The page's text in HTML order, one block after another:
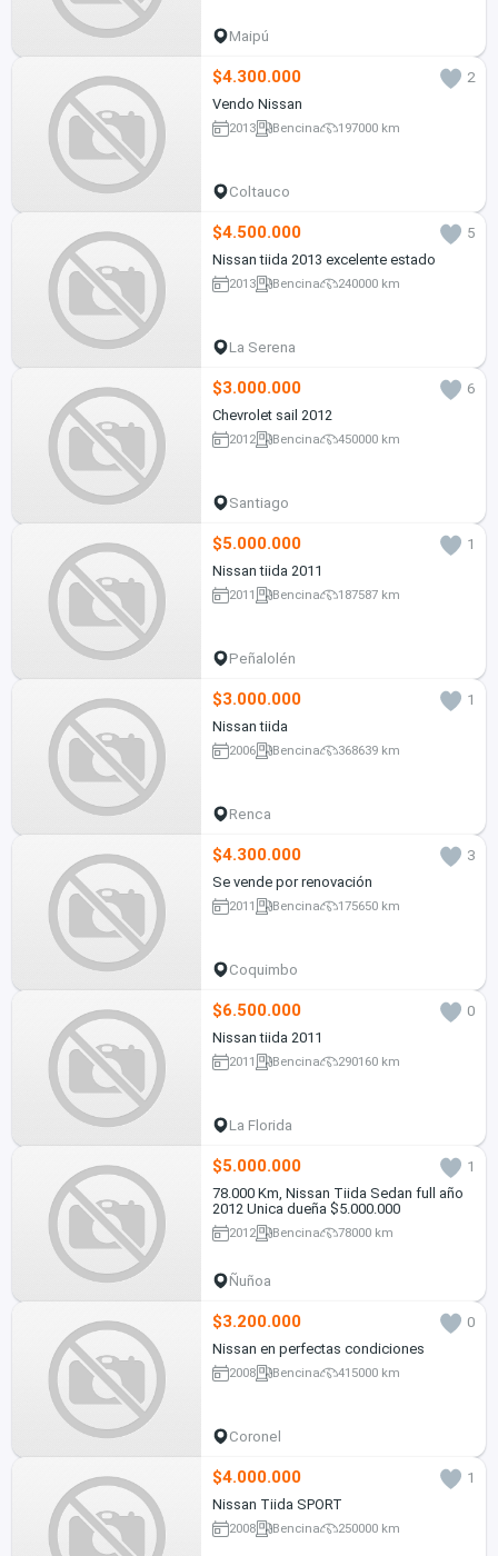
Maipú
$4.300.000
2
Vendo Nissan
2013 Bencina 197000 km
Coltauco
$4.500.000
5
Nissan tiida 2013 excelente estado
2013 Bencina 240000 km
La Serena
$3.000.000
6
Chevrolet sail 2012
2012 Bencina 450000 km
Santiago
$5.000.000
1
Nissan tiida 2011
2011 Bencina 187587 km
Peñalolén
$3.000.000
1
Nissan tiida
2006 Bencina 368639 km
Renca
$4.300.000
3
Se vende por renovación
2011 Bencina 175650 km
Coquimbo
$6.500.000
0
Nissan tiida 2011
2011 Bencina 290160 km
La Florida
$5.000.000
1
78.000 Km, Nissan Tiida Sedan full año
2012 Unica dueña $5.000.000
2012 Bencina 78000 km
Ñuñoa
$3.200.000
0
Nissan en perfectas condiciones
2008 Bencina 415000 km
Coronel
$4.000.000
1
Nissan Tiida SPORT
2008 Bencina 250000 km